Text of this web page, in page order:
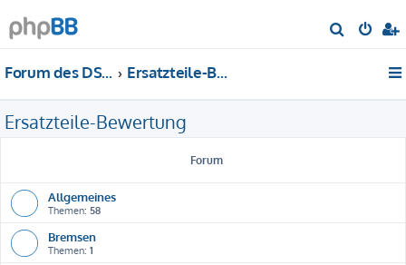
u
Forum des DS-Club Deutschland e.V. Ersatzteile-Bewertung
Ersatzteile-Bewertung
Forum
Allgemeines
Themen: 58
Bremsen
Themen: 1